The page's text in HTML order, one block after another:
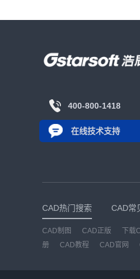
400-800-1418
在线技术支持
CAD热门搜索 CAD常
CAD制图 CAD正版 下载
册
CAD教程 CAD官网